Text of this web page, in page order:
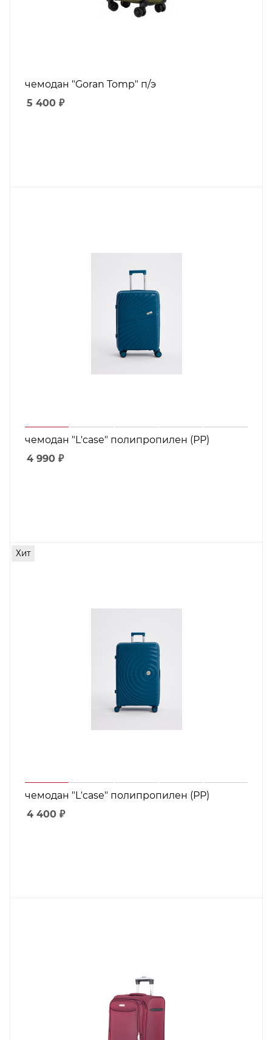
чемодан "Goran Tomp" п/э
5 400 ₽
чемодан "L'case" полипропилен (PP)
4 990 ₽
Хит
чемодан "L'case" полипропилен (PP)
4 400 ₽